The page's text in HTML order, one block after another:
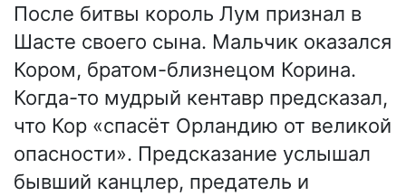
После битвы король Лум признал в
Шасте своего сына. Мальчик оказался
Кором, братом-близнецом Корина.
Когда-то мудрый кентавр предсказал,
что Кор «спасёт Орландию от великой
опасности». Предсказание услышал
бывший канцлер, предатель и